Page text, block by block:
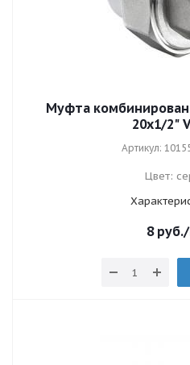
Муфта
20х1/2"
Артикул:
Цвет:
8руб.